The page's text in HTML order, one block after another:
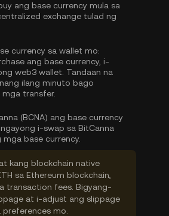
ang base currency mula sa
exchange tulad ng
currency sa wallet mo:
ang base currency, i-
web3 wallet. Tandaan na
ilang minuto bago
transfer.
(BCNA) ang base currency
i-swap sa BitCanna
mga base currency.
kang blockchain native
sa Ethereum blockchain,
transaction fees. Bigyang-
at i-adjust ang slippage
mo.